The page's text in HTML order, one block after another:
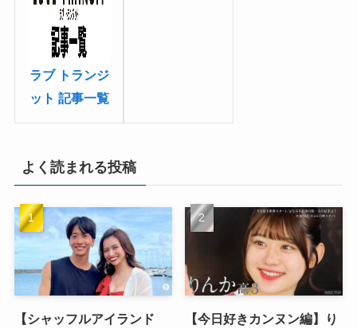
ラブ トランジ
ット 記事一覧
よく読まれる投稿
【シャッフルアイランド
【今日好きカンヌン編】り